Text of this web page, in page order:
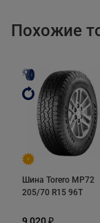
знать в виде
значительными
нагрузками.
Еще одним
ламели.
сцепных
выполняют еще
Похожие
Шина Torero MP72
205/70 R15 96T